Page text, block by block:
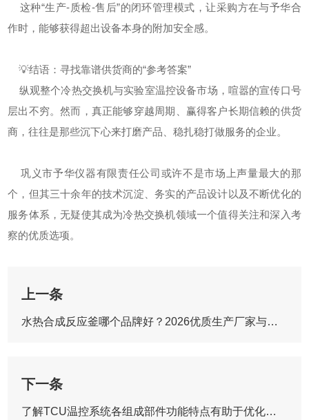
这种“生产-质检-售后”的闭环管理模式，让采购方在与予华合
作时，能够获得超出设备本身的附加安全感。
💡结语：寻找靠谱供货商的“参考答案”
纵观整个冷热交换机与实验室温控设备市场，喧嚣的宣传口号
层出不穷。然而，真正能够穿越周期、赢得客户长期信赖的供货
商，往往是那些沉下心来打磨产品、稳扎稳打做服务的企业。
巩义市予华仪器有限责任公司或许不是市场上声量最大的那
个，但其三十余年的技术沉淀、务实的产品设计以及不断优化的
服务体系，无疑使其成为冷热交换机领域一个值得关注和深入考
察的优质选项。
上一条
水热合成反应釜哪个品牌好？2026优质生产厂家与推荐企业
下一条
了解TCU温控系统各组成部件功能特点有助于优化工艺控制